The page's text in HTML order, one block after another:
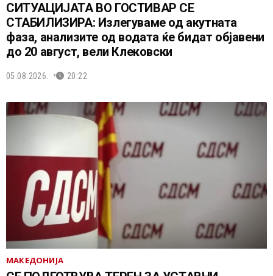
СИТУАЦИЈАТА ВО ГОСТИВАР СЕ
СТАБИЛИЗИРА: Излегуваме од акутната
фаза, анализите од водата ќе бидат објавени
до 20 август, вели Клековски
05.08.2026. 20:22
МАКЕДОНИЈА